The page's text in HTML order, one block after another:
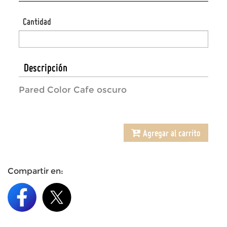
Cantidad
Descripción
Pared Color Cafe oscuro
Agregar al carrito
Compartir en: